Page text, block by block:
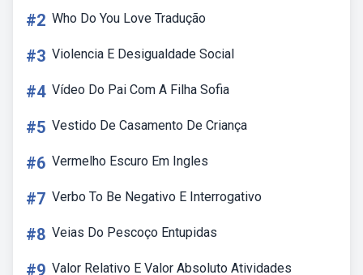
#2 Who Do You Love Tradução
#3 Violencia E Desigualdade Social
#4 Vídeo Do Pai Com A Filha Sofia
#5 Vestido De Casamento De Criança
#6 Vermelho Escuro Em Ingles
#7 Verbo To Be Negativo E Interrogativo
#8 Veias Do Pescoço Entupidas
#9 Valor Relativo E Valor Absoluto Atividades